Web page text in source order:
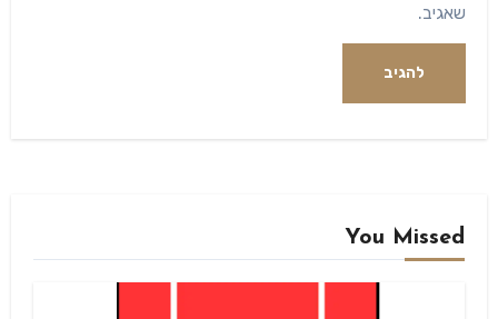
שאגיב.
You Missed